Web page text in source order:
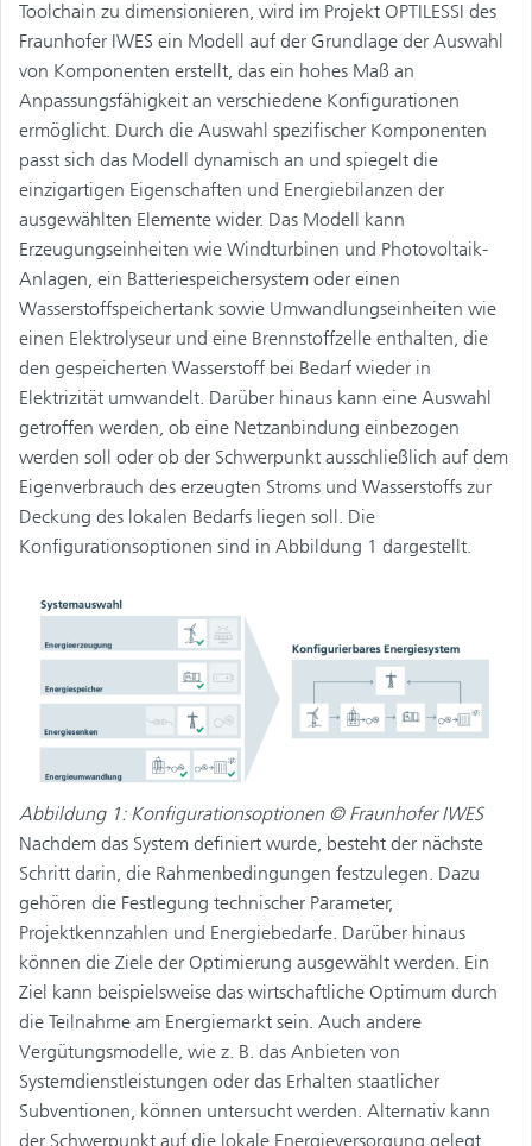
Toolchain zu dimensionieren, wird im Projekt OPTILESSI des
Fraunhofer IWES ein Modell auf der Grundlage der Auswahl
von Komponenten erstellt, das ein hohes Maß an
Anpassungsfähigkeit an verschiedene Konfigurationen
ermöglicht. Durch die Auswahl spezifischer Komponenten
passt sich das Modell dynamisch an und spiegelt die
einzigartigen Eigenschaften und Energiebilanzen der
ausgewählten Elemente wider. Das Modell kann
Erzeugungseinheiten wie Windturbinen und Photovoltaik-
Anlagen, ein Batteriespeichersystem oder einen
Wasserstoffspeichertank sowie Umwandlungseinheiten wie
einen Elektrolyseur und eine Brennstoffzelle enthalten, die
den gespeicherten Wasserstoff bei Bedarf wieder in
Elektrizität umwandelt. Darüber hinaus kann eine Auswahl
getroffen werden, ob eine Netzanbindung einbezogen
werden soll oder ob der Schwerpunkt ausschließlich auf dem
Eigenverbrauch des erzeugten Stroms und Wasserstoffs zur
Deckung des lokalen Bedarfs liegen soll. Die
Konfigurationsoptionen sind in Abbildung 1 dargestellt.
Abbildung 1: Konfigurationsoptionen © Fraunhofer IWES
Nachdem das System definiert wurde, besteht der nächste
Schritt darin, die Rahmenbedingungen festzulegen. Dazu
gehören die Festlegung technischer Parameter,
Projektkennzahlen und Energiebedarfe. Darüber hinaus
können die Ziele der Optimierung ausgewählt werden. Ein
Ziel kann beispielsweise das wirtschaftliche Optimum durch
die Teilnahme am Energiemarkt sein. Auch andere
Vergütungsmodelle, wie z. B. das Anbieten von
Systemdienstleistungen oder das Erhalten staatlicher
Subventionen, können untersucht werden. Alternativ kann
der Schwerpunkt auf die lokale Energieversorgung gelegt